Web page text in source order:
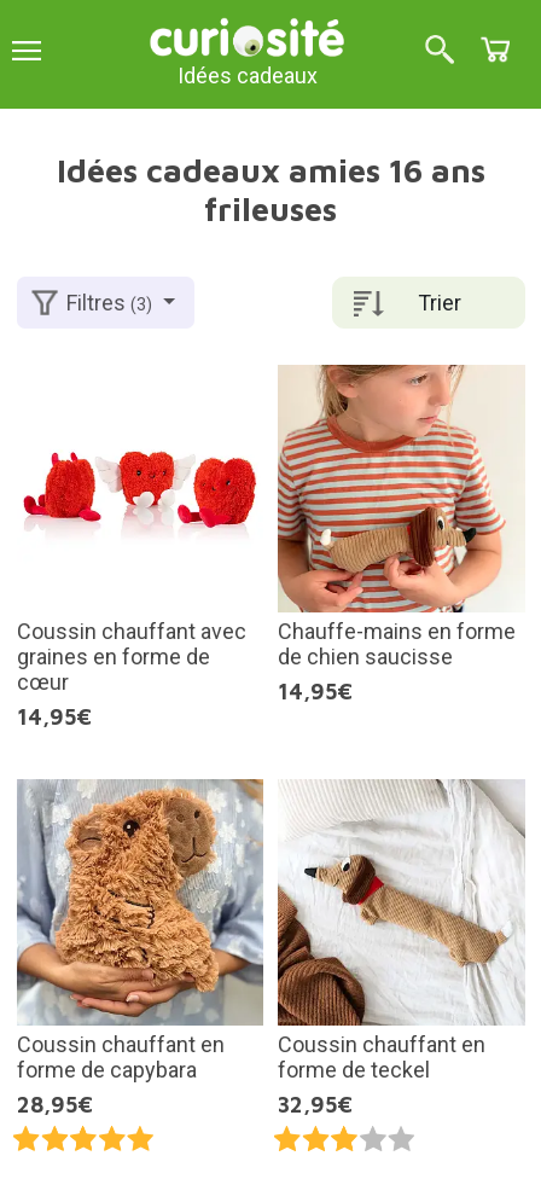
Idées cadeaux
Idées cadeaux amies 16 ans
frileuses
Trier
Filtres(3)
Coussin chauffant avec
graines en forme de
cœur
14,95€
Chauffe-mains en forme
de chien saucisse
14,95€
Coussin chauffant en
forme de capybara
28,95€
Coussin chauffant en
forme de teckel
32,95€